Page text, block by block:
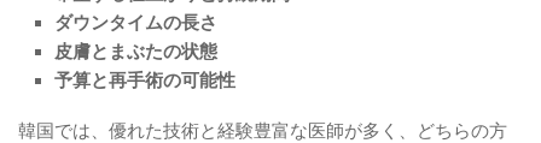
ダウンタイムの長さ
皮膚とまぶたの状態
予算と再手術の可能性
韓国では、優れた技術と経験豊富な医師が多く、どちらの方